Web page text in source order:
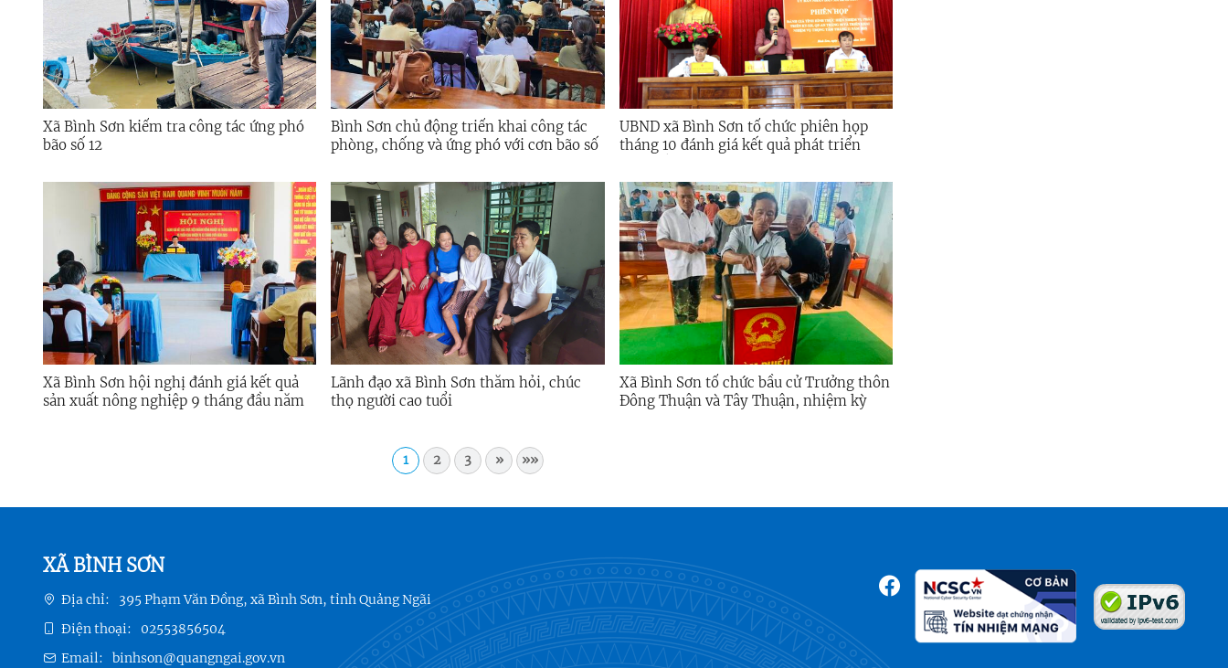
Xã Bình Sơn kiểm tra công tác ứng phó
bão số 12
Bình Sơn chủ động triển khai công tác
phòng, chống và ứng phó với cơn bão số
UBND xã Bình Sơn tổ chức phiên họp
tháng 10 đánh giá kết quả phát triển
Xã Bình Sơn hội nghị đánh giá kết quả
sản xuất nông nghiệp 9 tháng đầu năm
Lãnh đạo xã Bình Sơn thăm hỏi, chúc
thọ người cao tuổi
Xã Bình Sơn tổ chức bầu cử Trưởng thôn
Đông Thuận và Tây Thuận, nhiệm kỳ
1 2 3 » »»
XÃ BÌNH SƠN
Địa chỉ:
395 Phạm Văn Đồng, xã Bình Sơn, tỉnh Quảng Ngãi
Điện thoại:
02553856504
Email:
binhson@quangngai.gov.vn